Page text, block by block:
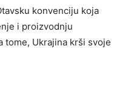
konvenciju koja
i proizvodnju
tome, Ukrajina krši svoje